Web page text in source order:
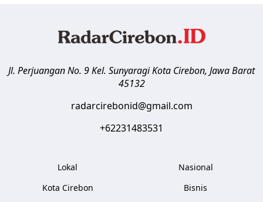
Jl. Perjuangan No. 9 Kel. SunyaragiKota Cirebon, Jawa Barat
45132
radarcirebonid@gmail.com
+62231483531
Lokal
Kota Cirebon
Nasional
Bisnis